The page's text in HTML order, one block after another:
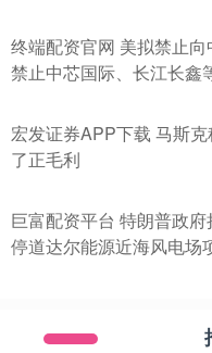
终端配资官网 美拟禁止
禁止中芯国际、长江长鑫
宏发证券APP下载 马斯
了正毛利
巨富配资平台 特朗普政
停道达尔能源近海风电场